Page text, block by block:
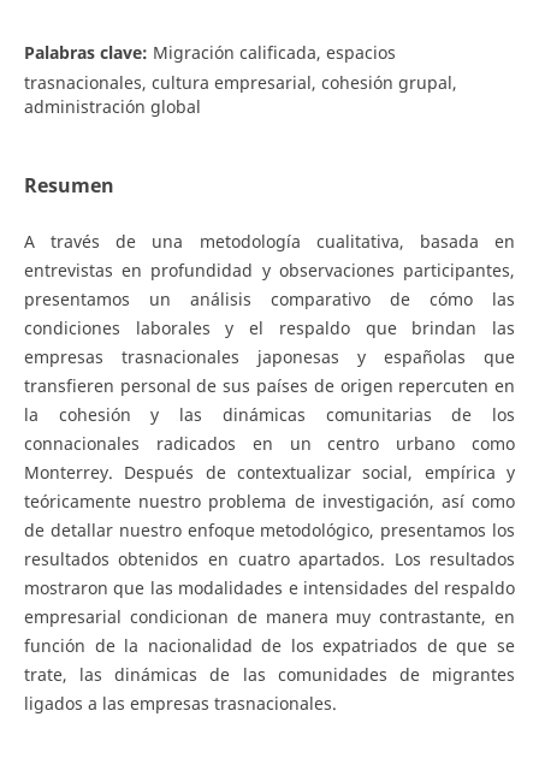
Palabras clave: Migración calificada, espacios
trasnacionales, cultura empresarial, cohesión grupal,
administración global
Resumen
A través de una metodología cualitativa, basada en
entrevistas en profundidad y observaciones participantes,
presentamos un análisis comparativo de cómo las
condiciones laborales y el respaldo que brindan las
empresas trasnacionales japonesas y españolas que
transfieren personal de sus países de origen repercuten en
la cohesión y las dinámicas comunitarias de los
connacionales radicados en un centro urbano como
Monterrey. Después de contextualizar social, empírica y
teóricamente nuestro problema de investigación, así como
de detallar nuestro enfoque metodológico, presentamos los
resultados obtenidos en cuatro apartados. Los resultados
mostraron que las modalidades e intensidades del respaldo
empresarial condicionan de manera muy contrastante, en
función de la nacionalidad de los expatriados de que se
trate, las dinámicas de las comunidades de migrantes
ligados a las empresas trasnacionales.